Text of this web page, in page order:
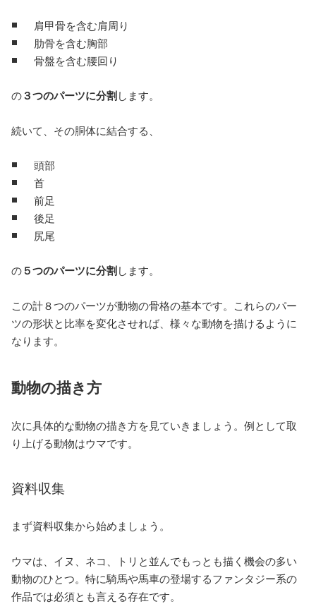
肩甲骨を含む肩周り
肋骨を含む胸部
骨盤を含む腰回り
の３つのパーツに分割 します。
続いて、その胴体に結合する、
頭部
首
前足
後足
尻尾
の５つのパーツに分割 します。
この計８つのパーツが動物の骨格の基本です。これらのパー
ツの形状と比率を変化させれば、様々な動物を描けるように
なります。
動物の描き方
次に具体的な動物の描き方を見ていきましょう。例として取
り上げる動物はウマです。
資料収集
まず資料収集から始めましょう。
ウマは、イヌ、ネコ、トリと並んでもっとも描く機会の多い
動物のひとつ。特に騎馬や馬車の登場するファンタジー系の
作品では必須とも言える存在です。